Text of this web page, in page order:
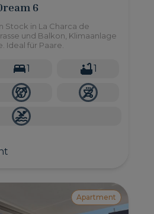
6
Stock in La Charca de
und Balkon, Klimaanlage
Ideal für Paare.
1 1
Apartment